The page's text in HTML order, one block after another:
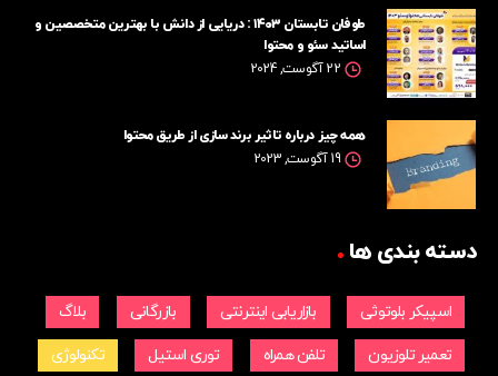
طوفان تابستان ۱۴۰۳ : دریایی از دانش با بهترین متخصصین و
اساتید سئو و محتوا
22 آگوست, 2024
همه چیز درباره تاثیر برند سازی از طریق محتوا
19 آگوست, 2023
دسته بندی ها
اسپیکر بلوتوثی بازاریابی اینترنتی بازرگانی بلاگ
تعمیر تلوزیون تلفن همراه توری استیل تکنولوژی